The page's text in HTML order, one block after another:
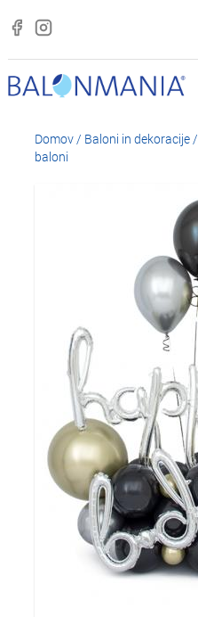
Domov/ Baloni in dekoracije/
baloni